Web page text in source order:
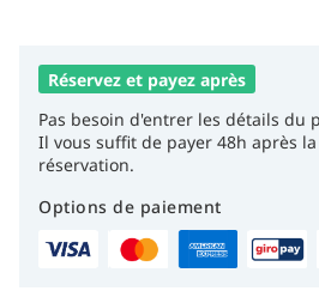
Réservez et payez après
Pas besoin d'entrer les détails du
Il vous suffit de payer 48h après
réservation.
Options de paiement